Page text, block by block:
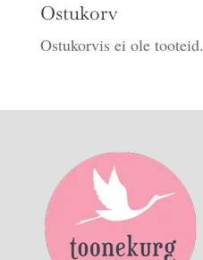
Ostukorv
Ostukorvis ei ole tooteid.